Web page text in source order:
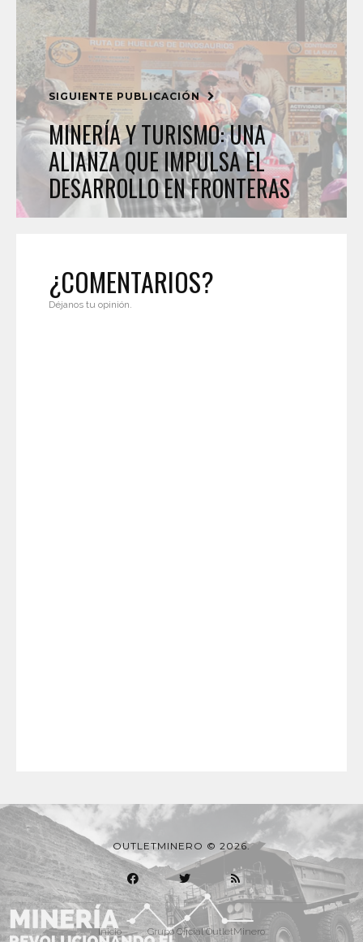
SIGUIENTE PUBLICACIÓN
MINERÍA Y TURISMO: UNA
ALIANZA QUE IMPULSA EL
DESARROLLO EN FRONTERAS
¿COMENTARIOS?
Déjanos tu opinión.
OUTLETMINERO © 2026.
Inicio Grupo Oficial OutletMinero